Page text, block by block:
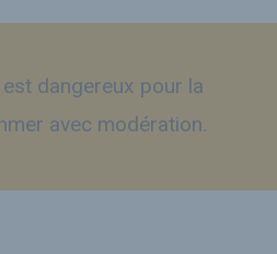
est dangereux pour la
avec modération.